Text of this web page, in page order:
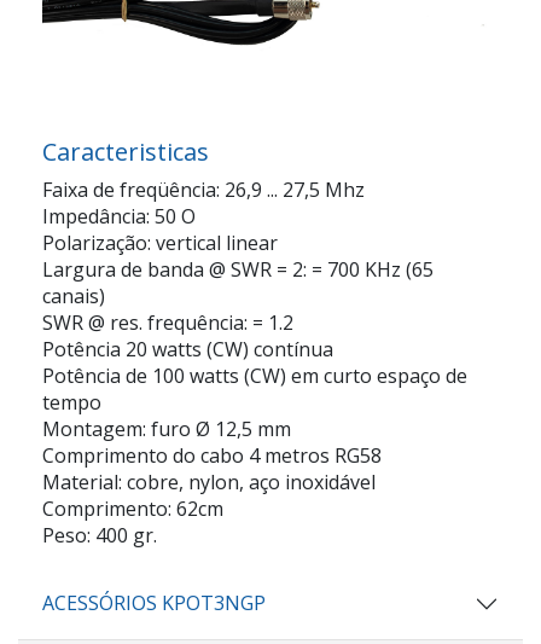
Caracteristicas
Faixa de freqüência: 26,9 ... 27,5 Mhz
Impedância: 50 O
Polarização: vertical linear
Largura de banda @ SWR = 2: = 700 KHz (65
canais)
SWR @ res. frequência: = 1.2
Potência 20 watts (CW) contínua
Potência de 100 watts (CW) em curto espaço de
tempo
Montagem: furo Ø 12,5 mm
Comprimento do cabo 4 metros RG58
Material: cobre, nylon, aço inoxidável
Comprimento: 62cm
Peso: 400 gr.
ACESSÓRIOS KPOT3NGP